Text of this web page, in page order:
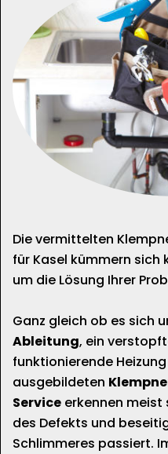
Die vermittelten
für Kasel kümmern
um die Lösung Ihrer
Ganz gleich ob es sich
Ableitung, ein
funktionierende
ausgebildeten
Service erkennen meist
des Defekts und
Schlimmeres passiert.